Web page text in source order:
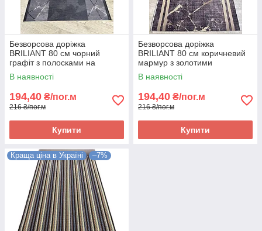
Безворсова доріжка
BRILIANT 80 см чорний
графіт з полосками на
підлогу на кухню, в коридор
В наявності
194,40 ₴/пог.м
216 ₴/пог.м
Купити
Безворсова доріжка
BRILIANT 80 см коричневий
мармур з золотими
полосками на підлогу на
кухню, в коридор
В наявності
194,40 ₴/пог.м
216 ₴/пог.м
Купити
Краща ціна в Україні –7%